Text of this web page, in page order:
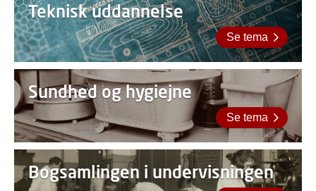
Teknisk uddannelse
Se tema
Sundhed og hygiejne
Se tema
Bogsamlingen i undervisningen